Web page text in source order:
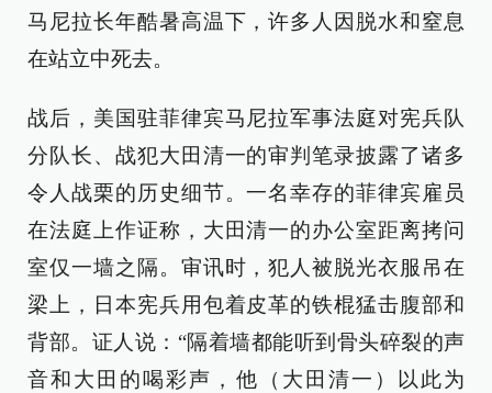
马尼拉长年酷暑高温下，许多人因脱水和窒息
在站立中死去。
战后，美国驻菲律宾马尼拉军事法庭对宪兵队
分队长、战犯大田清一的审判笔录披露了诸多
令人战栗的历史细节。一名幸存的菲律宾雇员
在法庭上作证称，大田清一的办公室距离拷问
室仅一墙之隔。审讯时，犯人被脱光衣服吊在
梁上，日本宪兵用包着皮革的铁棍猛击腹部和
背部。证人说：“隔着墙都能听到骨头碎裂的声
音和大田的喝彩声，他（大田清一）以此为